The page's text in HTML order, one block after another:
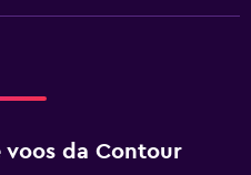
voos da Contour